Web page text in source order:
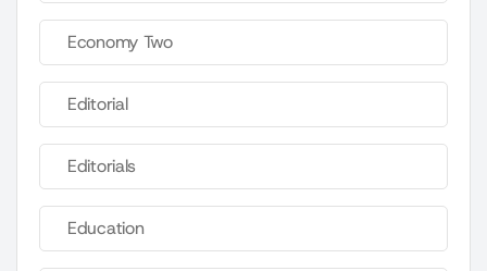
Economy Two
Editorial
Editorials
Education